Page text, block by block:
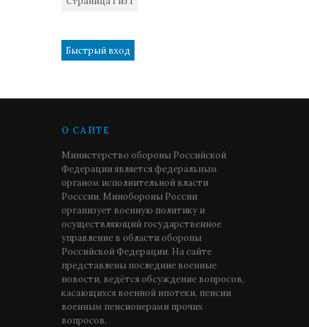
О САЙТЕ
Министерство обороны Российской
Федерации является федеральным
органом исполнительной власти
Росссии. Минобороны России
организует военную политику и
осуществляющий государственное
управление в области обороны
Российской Федерации. На сайте
представлены последние военные
новости, ведётся обсуждение вопросов,
касающихся военной ипотеки, пенсии
военным пенсионерами прочих
вопросов.